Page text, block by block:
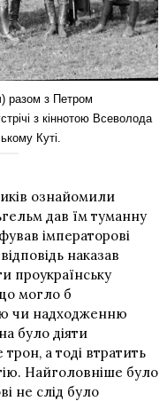
разом з Петром
з кіннотою Всеволода
Куті.
ознайомили
дав їм туманну
імператорові
наказав
проукраїнську
могло б
чи надходженню
було діяти
а тоді втратить
Найголовніше було
не слід було